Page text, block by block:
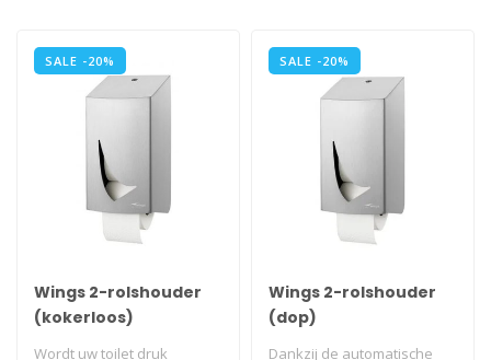
SALE -20%
Wings 2-rolshouder
(kokerloos)
Wordt uw toilet druk
SALE -20%
Wings 2-rolshouder
(dop)
Dankzij de automatische